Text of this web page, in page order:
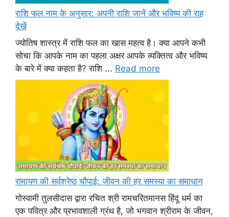
राशि फल नाम के अनुसार: अपनी राशि जानें और भविष्य की राह
देखें
ज्योतिष शास्त्र में राशि फल का खास महत्व है। क्या आपने कभी
सोचा कि आपके नाम का पहला अक्षर आपके व्यक्तित्व और भविष्य
के बारे में क्या कहता है? राशि ... Read more
रामायण की सर्वश्रेष्ठ चौपाई: जीवन की हर समस्या का समाधान
गोस्वामी तुलसीदास द्वारा रचित श्री रामचरितमानस हिंदू धर्म का
एक पवित्र और प्रभावशाली ग्रंथ है, जो भगवान श्रीराम के जीवन,